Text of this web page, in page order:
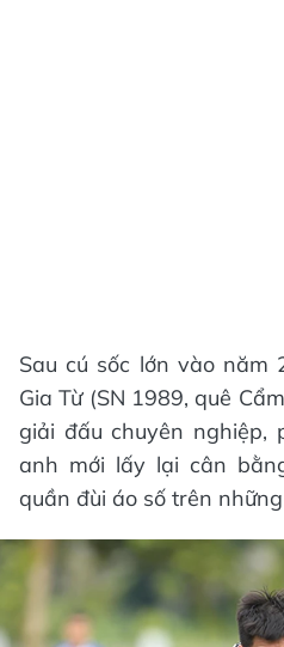
Sau cú sốc lớn vào năm
Gia Từ (SN 1989, quê
giải đấu chuyên nghiệp,
anh mới lấy lại cân
quần đùi áo số trên